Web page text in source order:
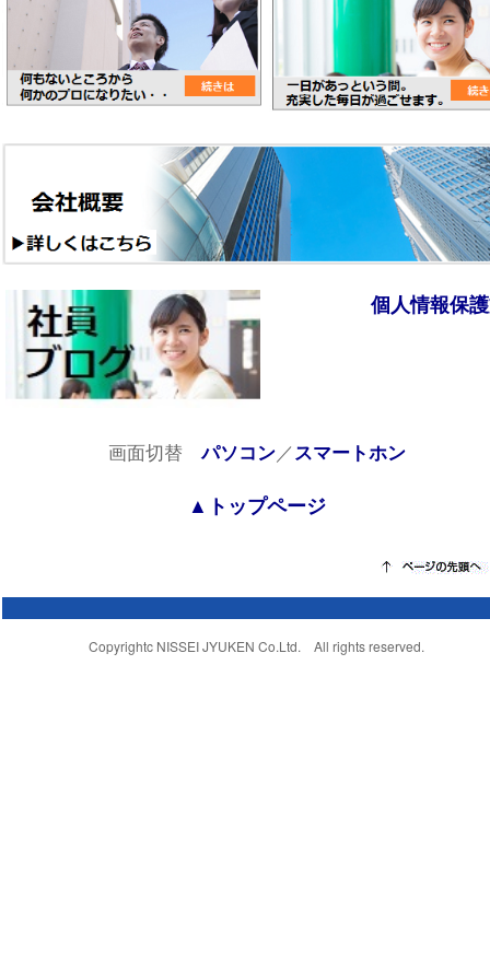
個人情報保
画面切替パソコン／ スマートホン
▲トップページ
Copyrightc NISSEI JYUKEN Co.Ltd. All rights reserved.